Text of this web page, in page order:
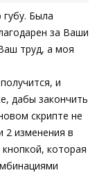
Была
за Ваши
труд, а моя
и
дабы закончить
скрипте не
изменения в
которая